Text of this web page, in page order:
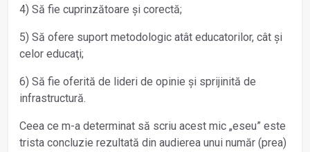
4) Să fie cuprinzătoare și corectă;
5) Să ofere suport metodologic atât educatorilor, cât și
celor educaţi;
6) Să fie oferită de lideri de opinie și sprijinită de
infrastructură.
Ceea ce m-a determinat să scriu acest mic „eseu” este
trista concluzie rezultată din audierea unui număr (prea)